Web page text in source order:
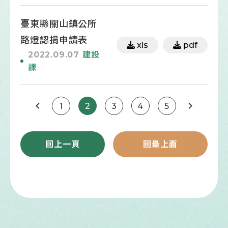
臺東縣關山鎮公所
路燈認捐申請表
2022.09.07 建設
課
xls pdf
1 2 3 4 5
回上一頁 回最上面